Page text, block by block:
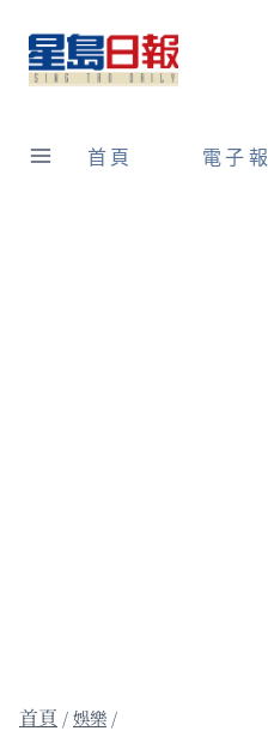
content
首頁 電子報
/娛樂 /